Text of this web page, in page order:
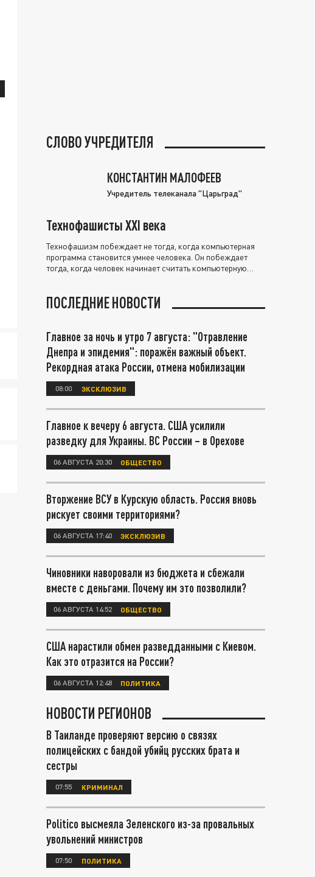
СЛОВО УЧРЕДИТЕЛЯ
КОНСТАНТИН МАЛОФЕЕВ
Учредитель телеканала "Царьград"
Технофашисты XXI века
Технофашизм побеждает не тогда, когда компьютерная
программа становится умнее человека. Он побеждает
тогда, когда человек начинает считать компьютерную
ПОСЛЕДНИЕ НОВОСТИ
Главное за ночь и утро 7 августа: "Отравление
Днепра и эпидемия": поражён важный объект.
Рекордная атака России, отмена мобилизации
08:00 ЭКСКЛЮЗИВ
Главное к вечеру 6 августа. США усилили
разведку для Украины. ВС России – в Орехове
06 АВГУСТА 20:30 ОБЩЕСТВО
Вторжение ВСУ в Курскую область. Россия вновь
рискует своими территориями?
06 АВГУСТА 17:40 ЭКСКЛЮЗИВ
Чиновники наворовали из бюджета и сбежали
вместе с деньгами. Почему им это позволили?
06 АВГУСТА 14:52 ОБЩЕСТВО
США нарастили обмен разведданными с Киевом.
Как это отразится на России?
06 АВГУСТА 12:48 ПОЛИТИКА
НОВОСТИ РЕГИОНОВ
В Таиланде проверяют версию о связях
полицейских с бандой убийц русских брата и
сестры
07:55 КРИМИНАЛ
Politico высмеяла Зеленского из-за провальных
увольнений министров
07:50 ПОЛИТИКА